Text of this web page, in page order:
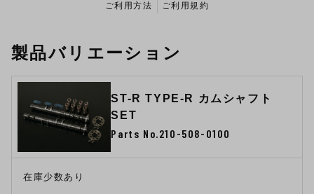
ご利用方法 ご利用規約
製品バリエーション
ST-R TYPE-R カムシャフト
SET
Parts No.210-508-0100
在庫少数あり